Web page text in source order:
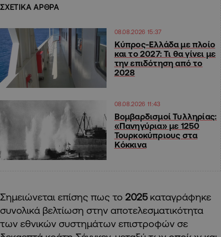
ΣΧΕΤΙΚΑ ΑΡΘΡΑ
08.08.2026 15:37
Κύπρος-Ελλάδα με πλοίο
και το 2027: Τι θα γίνει με
την επιδότηση από το
2028
08.08.2026 11:43
Βομβαρδισμοί Τυλληρίας:
«Πανηγύρια» με 1250
Τουρκοκύπριους στα
Κόκκινα
Σημειώνεται επίσης πως το 2025 καταγράφηκε
συνολικά βελτίωση στην αποτελεσματικότητα
των εθνικών συστημάτων επιστροφών σε